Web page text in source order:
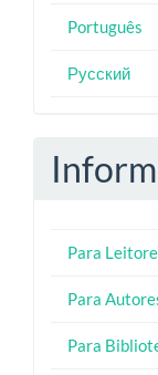
Português
Русский
Para
Para
Para